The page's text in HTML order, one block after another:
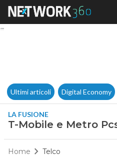
T-
Ultimi articoli Digital Economy
LA FUSIONE
T-Mobile e Metro
Home Telco